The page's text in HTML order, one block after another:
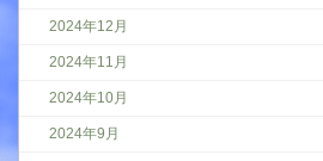
2024年12月
2024年11月
2024年10月
2024年9月